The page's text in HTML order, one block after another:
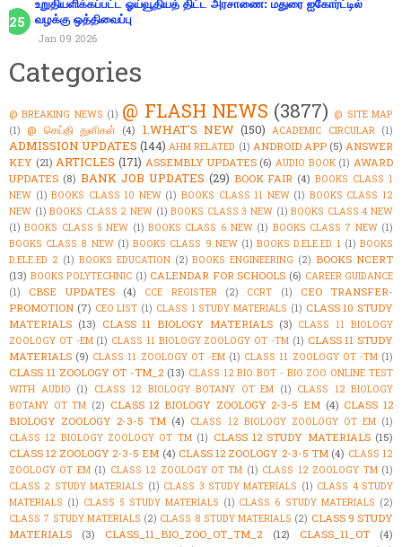
உறுதியளிக்கப்பட்ட ஓய்வூதியத் திட்ட அரசாணை: மதுரை ஐகோர்ட்டில்
வழக்கு ஒத்திவைப்பு
Jan 09 2026
Categories
@ BREAKING NEWS (1) @ FLASH NEWS (3877) @ SITE MAP
(1) @ செய்தி துளிகள் (4) 1.WHAT'S NEW (150) ACADEMIC CIRCULAR (1)
ADMISSION UPDATES (144) AHM RELATED (1) ANDROID APP (5) ANSWER
KEY (21) ARTICLES (171) ASSEMBLY UPDATES (6) AUDIO BOOK (1) AWARD
UPDATES (8) BANK JOB UPDATES (29) BOOK FAIR (4) BOOKS CLASS 1
NEW (1) BOOKS CLASS 10 NEW (1) BOOKS CLASS 11 NEW (1) BOOKS CLASS 12
NEW (1) BOOKS CLASS 2 NEW (1) BOOKS CLASS 3 NEW (1) BOOKS CLASS 4 NEW
(1) BOOKS CLASS 5 NEW (1) BOOKS CLASS 6 NEW (1) BOOKS CLASS 7 NEW (1)
BOOKS CLASS 8 NEW (1) BOOKS CLASS 9 NEW (1) BOOKS D.ELE.ED 1 (1) BOOKS
D.ELE.ED 2 (1) BOOKS EDUCATION (2) BOOKS ENGINEERING (2) BOOKS NCERT
(13) BOOKS POLYTECHNIC (1) CALENDAR FOR SCHOOLS (6) CAREER GUIDANCE
(1)
CBSE UPDATES (4) CCE REGISTER (2) CCRT (1)
CEO TRANSFER-
PROMOTION (7) CEO LIST (1) CLASS 1 STUDY MATERIALS (1) CLASS 10 STUDY
MATERIALS (13) CLASS 11 BIOLOGY MATERIALS (3) CLASS 11 BIOLOGY
ZOOLOGY OT -EM (1) CLASS 11 BIOLOGY ZOOLOGY OT -TM (1) CLASS 11 STUDY
MATERIALS (9) CLASS 11 ZOOLOGY OT -EM (1) CLASS 11 ZOOLOGY OT -TM (1)
CLASS 11 ZOOLOGY OT -TM_2 (13) CLASS 12 BIO BOT - BIO ZOO ONLINE TEST
WITH AUDIO (1) CLASS 12 BIOLOGY BOTANY OT EM (1) CLASS 12 BIOLOGY
BOTANY OT TM (2) CLASS 12 BIOLOGY ZOOLOGY 2-3-5 EM (4) CLASS 12
BIOLOGY ZOOLOGY 2-3-5 TM (4) CLASS 12 BIOLOGY ZOOLOGY OT EM (1)
CLASS 12 BIOLOGY ZOOLOGY OT TM (1) CLASS 12 STUDY MATERIALS (15)
CLASS 12 ZOOLOGY 2-3-5 EM (4) CLASS 12 ZOOLOGY 2-3-5 TM (4) CLASS 12
ZOOLOGY OT EM (1) CLASS 12 ZOOLOGY OT TM (1) CLASS 12 ZOOLOGY TM (1)
CLASS 2 STUDY MATERIALS (1) CLASS 3 STUDY MATERIALS (1) CLASS 4 STUDY
MATERIALS (1) CLASS 5 STUDY MATERIALS (1) CLASS 6 STUDY MATERIALS (2)
CLASS 7 STUDY MATERIALS (2) CLASS 8 STUDY MATERIALS (2) CLASS 9 STUDY
MATERIALS
(3) CLASS_11_BIO_ZOO_OT_TM_2 (12) CLASS_11_OT
(4)